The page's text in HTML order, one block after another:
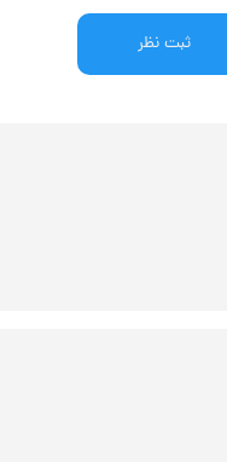
ثبت نظر